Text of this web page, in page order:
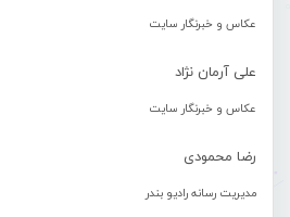
عکاس و خبرنگار سایت
علی آرمان نژاد
عکاس و خبرنگار سایت
رضا محمودی
مدیریت رسانه رادیو بندر